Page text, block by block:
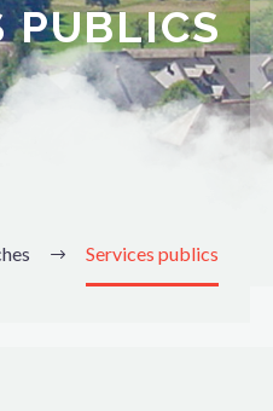
PUBLICS
Services publics